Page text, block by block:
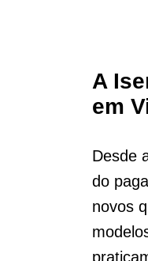
A
em
Desde
do
novos